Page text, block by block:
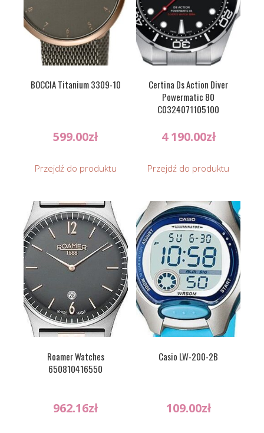
BOCCIA Titanium 3309-10
599.00zł
Przejdź do produktu
Certina Ds Action Diver
Powermatic 80
C0324071105100
4 190.00zł
Przejdź do produktu
Roamer Watches
650810416550
962.16zł
Casio LW-200-2B
109.00zł